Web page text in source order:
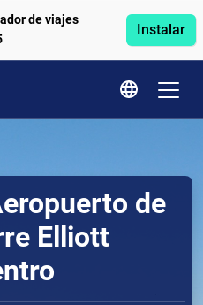
de viajes
Instalar
de
Elliott